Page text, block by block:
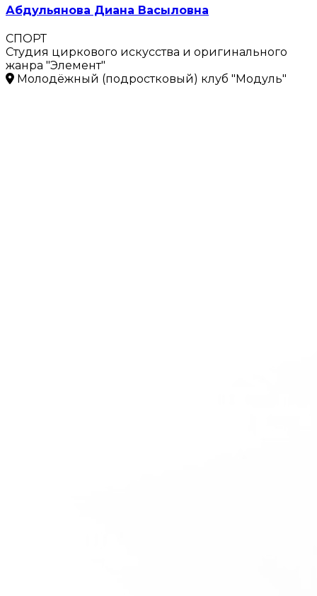
Абдульянова Диана Васыловна
СПОРТ
Студия циркового искусства и оригинального
жанра "Элемент"
Молодёжный (подростковый) клуб "Модуль"